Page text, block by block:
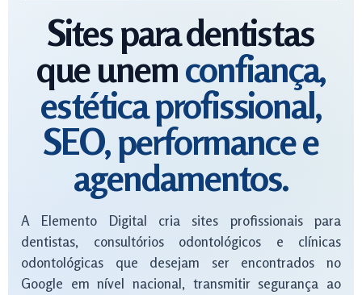
Sites para dentistas
que unemconfiança,
estética profissional,
SEO, performance e
agendamentos.
A Elemento Digital cria sites profissionais para
dentistas, consultórios odontológicos e clínicas
odontológicas que desejam ser encontrados no
Google em nível nacional, transmitir segurança ao